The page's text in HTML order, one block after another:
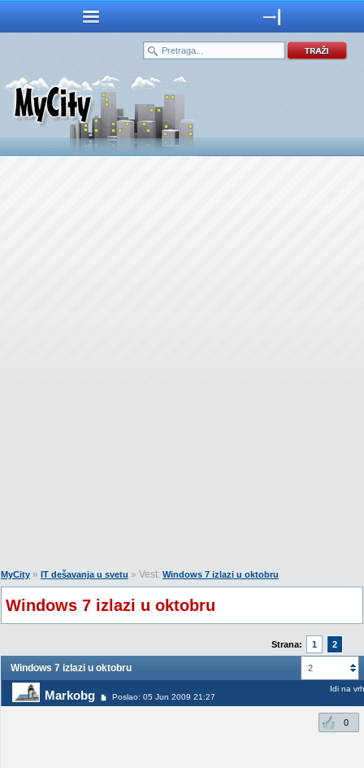
MyCity » IT dešavanja u svetu » Vest: Windows 7 izlazi u oktobru
Windows 7 izlazi u oktobru
Strana: 1 2
2
Windows 7 izlazi u oktobru
Markobg Poslao: 05 Jun 2009 21:27
Idi na vrh
0